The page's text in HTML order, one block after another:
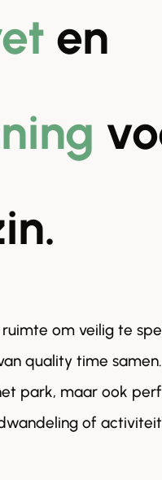
en
om veilig te
quality time
park, maar ook
of